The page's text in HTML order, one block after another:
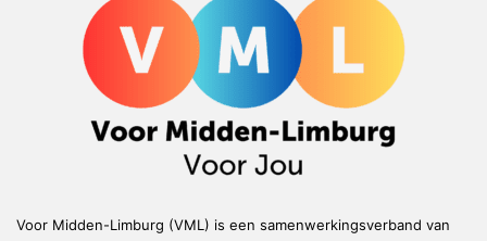
Voor Midden-Limburg (VML) is een samenwerkingsverband van